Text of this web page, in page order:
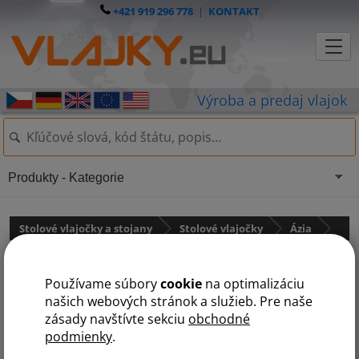
Používame súborycookie na optimalizáciu
našich webových stránok a služieb. Pre naše
zásady navštívte sekciu obchodné
podmienky.
+421 919 296 778| KONTAKT
Stolové vlajočky a stojany Stolové vlajočky Ázia
Produkty - Kategorie